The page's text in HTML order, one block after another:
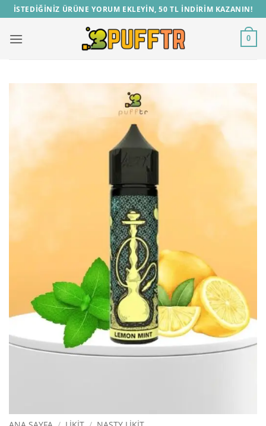
İçeriğe
atla
İSTEDİĞİNİZ ÜRÜNE YORUM EKLEYİN, 50 TL İNDİRİM KAZANIN!
0